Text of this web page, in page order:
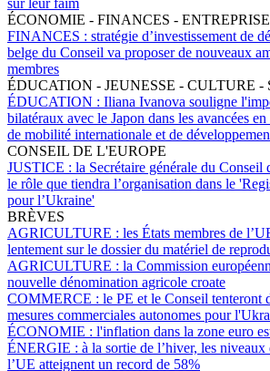
ÉCONOMIE - FINANCES -
FINANCES : stratégie d’investissement de
belge du Conseil va proposer de nouveaux
membres
ÉDUCATION - JEUNESSE - CULTURE -
ÉDUCATION : Iliana Ivanova souligne
bilatéraux avec le Japon dans les avancées
de mobilité internationale et de
CONSEIL DE L'EUROPE
JUSTICE : la Secrétaire générale du Conseil
le rôle que tiendra l’organisation dans le
pour l’Ukraine'
BRÈVES
AGRICULTURE : les États membres de
lentement sur le dossier du matériel de
AGRICULTURE : la Commission
nouvelle dénomination agricole croate
COMMERCE : le PE et le Conseil tenteront
mesures commerciales autonomes pour
ÉCONOMIE : l'inflation dans la zone euro
ÉNERGIE : à la sortie de l’hiver, les niveaux
l’UE atteignent un record de 58%